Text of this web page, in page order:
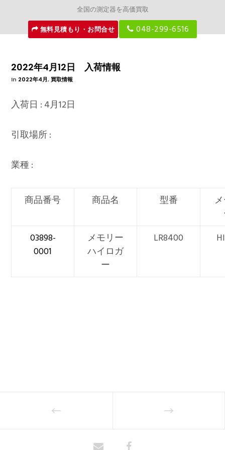
全国の測定器を高価買取
無料見積もり・お問合せ
048-299-6516
2022年4月12日 入荷情報
In 2022年4月,買取情報
入荷日 : 4月12日
引取場所 :
業種 :
商品番号 商品名 型番
03898-
0001
メモリー
ハイロガ
ー
LR8400